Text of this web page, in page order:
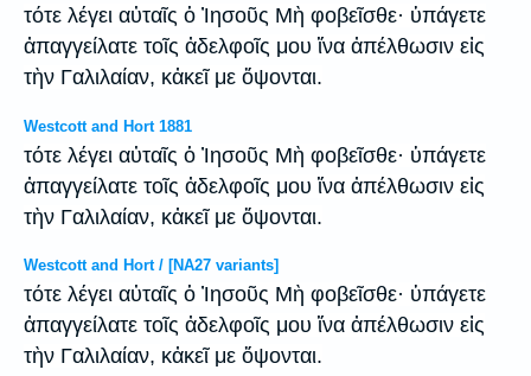
τότε λέγει αὐταῖς ὁ Ἰησοῦς Μὴ φοβεῖσθε· ὑπάγετε
ἀπαγγείλατε τοῖς ἀδελφοῖς μου ἵνα ἀπέλθωσιν εἰς
τὴν Γαλιλαίαν, κἀκεῖ με ὄψονται.
Westcott and Hort 1881
τότε λέγει αὐταῖς ὁ Ἰησοῦς Μὴ φοβεῖσθε· ὑπάγετε
ἀπαγγείλατε τοῖς ἀδελφοῖς μου ἵνα ἀπέλθωσιν εἰς
τὴν Γαλιλαίαν, κἀκεῖ με ὄψονται.
Westcott and Hort / [NA27 variants]
τότε λέγει αὐταῖς ὁ Ἰησοῦς Μὴ φοβεῖσθε· ὑπάγετε
ἀπαγγείλατε τοῖς ἀδελφοῖς μου ἵνα ἀπέλθωσιν εἰς
τὴν Γαλιλαίαν, κἀκεῖ με ὄψονται.